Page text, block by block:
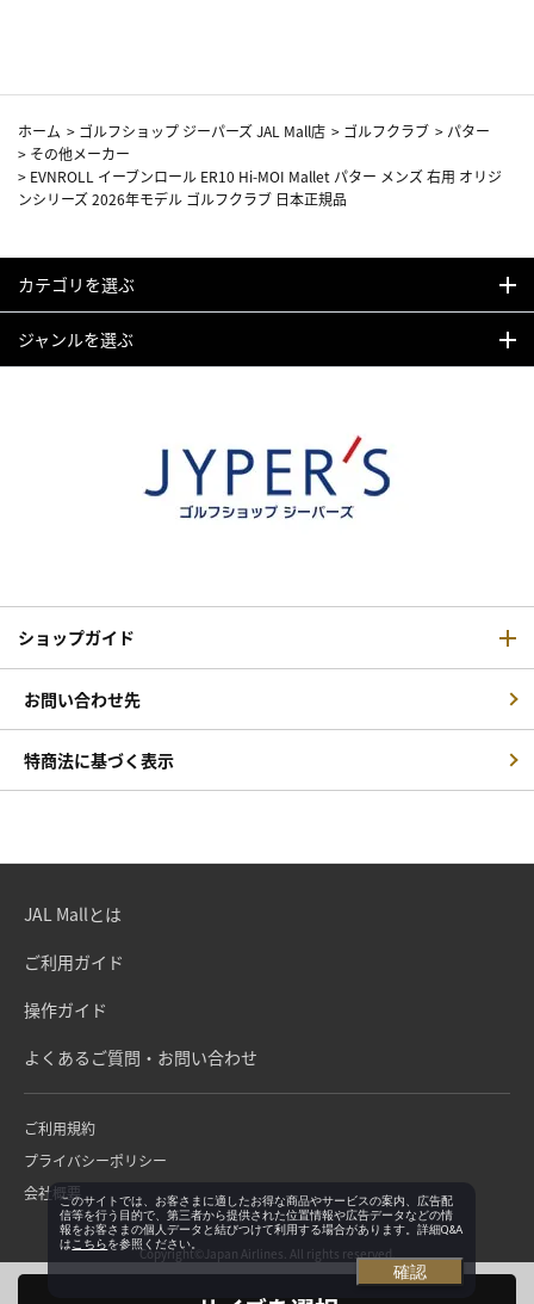
ホーム > ゴルフショップ ジーパーズ JAL Mall店 > ゴルフクラブ > パター
> その他メーカー
> EVNROLL イーブンロール ER10 Hi-MOI Mallet パター メンズ 右用 オリジ
ンシリーズ 2026年モデル ゴルフクラブ 日本正規品
カテゴリを選ぶ
ジャンルを選ぶ
ショップガイド
お問い合わせ先
特商法に基づく表示
JAL Mallとは
ご利用ガイド
操作ガイド
よくあるご質問・お問い合わせ
ご利用規約
プライバシーポリシー
会社概要
Copyright©Japan Airlines. All rights reserved.
このサイトでは、お客さまに適したお得な商品やサービスの案内、広告配
信等を行う目的で、第三者から提供された位置情報や広告データなどの情
報をお客さまの個人データと結びつけて利用する場合があります。詳細Q&A
は こちらを参照ください。
確認